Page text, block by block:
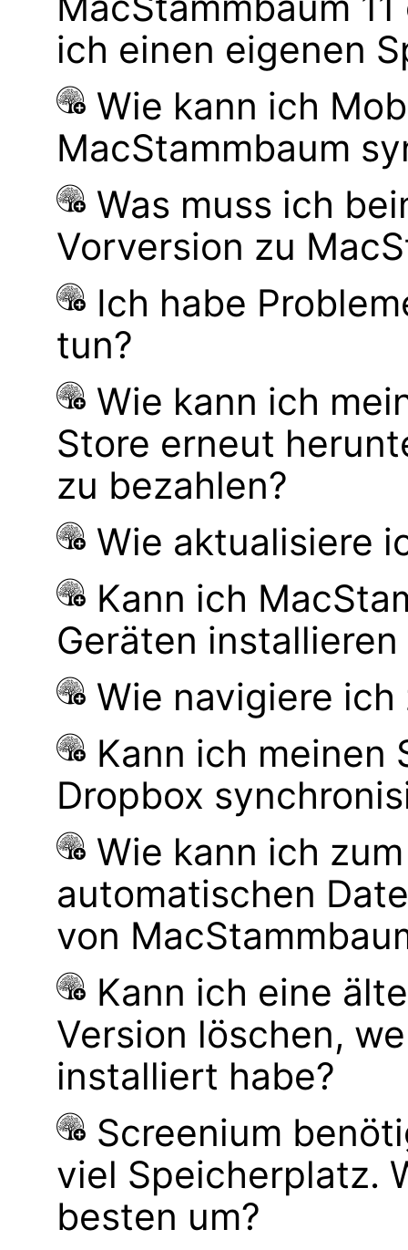
ich einen eigenen
Wie kann ich
MacStammbaum
Was muss ich
Vorversion zu
Ich habe
tun?
Wie kann ich
Store erneut
zu bezahlen?
Wie aktualisiere
Kann ich
Geräten
Wie navigiere
Kann ich meinen
Dropbox
Wie kann ich
automatischen
von
Kann ich eine
Version löschen,
installiert habe?
Screenium
viel Speicherplatz.
besten um?